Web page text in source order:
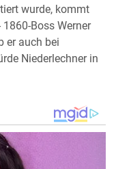
wurde, kommt
Boss Werner
er auch bei
Niederlechner in